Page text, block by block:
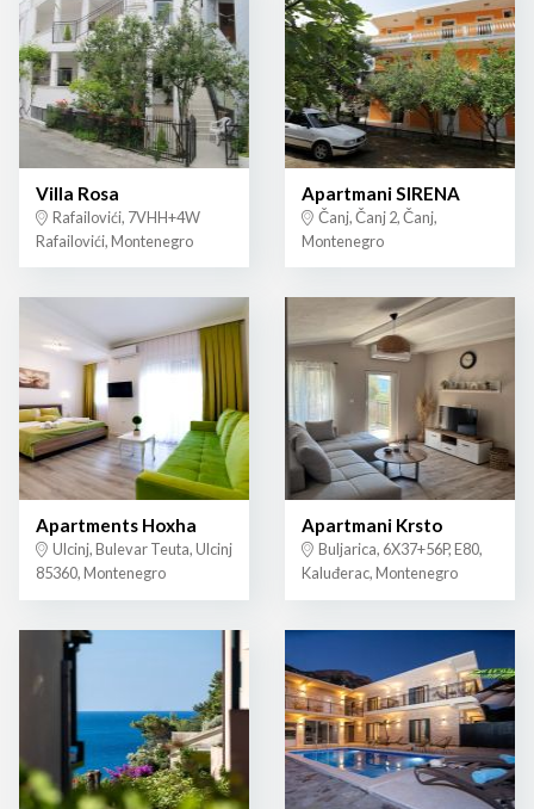
Villa Rosa
Rafailovići, 7VHH+4W
Rafailovići, Montenegro
Apartmani SIRENA
Čanj, Čanj 2, Čanj,
Montenegro
Apartments Hoxha
Ulcinj, Bulevar Teuta, Ulcinj
85360, Montenegro
Apartmani Krsto
Buljarica, 6X37+56P, E80,
Kaluđerac, Montenegro